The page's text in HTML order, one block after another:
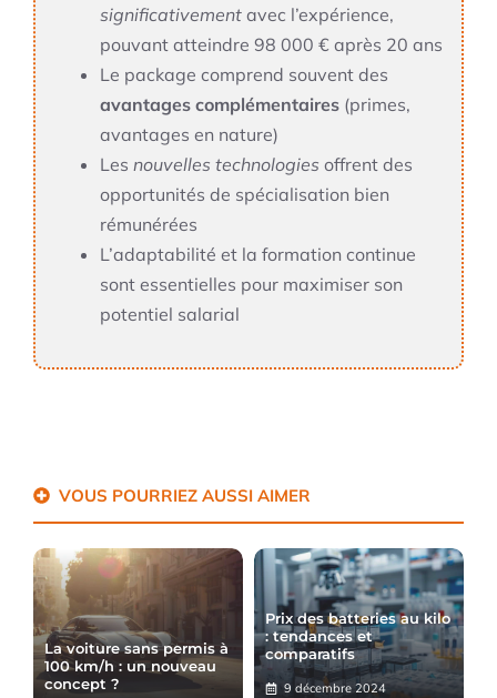
significativement avec l’expérience,
pouvant atteindre 98 000 € après 20 ans
Le package comprend souvent des
avantages complémentaires (primes,
avantages en nature)
Les nouvelles technologies offrent des
opportunités de spécialisation bien
rémunérées
L’adaptabilité et la formation continue
sont essentielles pour maximiser son
potentiel salarial
VOUS POURRIEZ AUSSI AIMER
La voiture sans permis à
100 km/h : un nouveau
concept ?
Prix des batteries au kilo
: tendances et
comparatifs
9 décembre 2024